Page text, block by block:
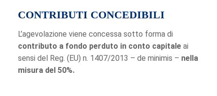
CONTRIBUTI CONCEDIBILI
L’agevolazione viene concessa sotto forma di
contributo a fondo perduto in conto capitaleai
sensi del Reg. (EU) n. 1407/2013 – de minimis – nella
misura del 50%.